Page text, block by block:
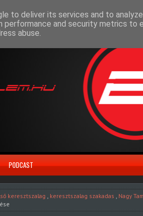
PODCAST
keresztszalag , keresztszalag szakadas , Nagy
to deliver its services and to
performance and security metrics to
abuse.